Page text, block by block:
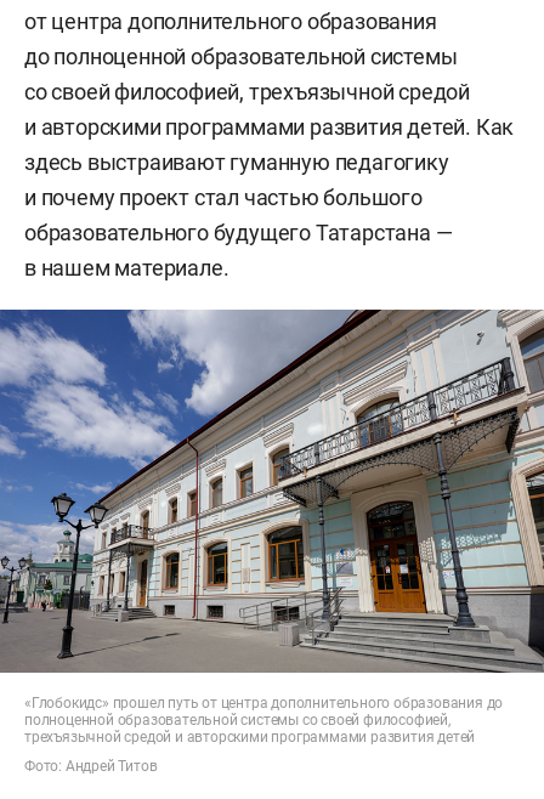
от центра дополнительного образования
до полноценной образовательной системы
со своей философией, трехъязычной средой
и авторскими программами развития детей. Как
здесь выстраивают гуманную педагогику
и почему проект стал частью большого
образовательного будущего Татарстана —
в нашем материале.
«Глобокидс» прошел путь от центра дополнительного образования до
полноценной образовательной системы со своей философией,
трехъязычной средой и авторскими программами развития детей
Фото: Андрей Титов